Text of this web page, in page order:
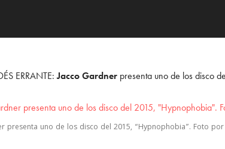
ERRANTE:Jacco Gardner presenta uno de los disco
presenta uno de los disco del 2015, “Hypnophobia”. Foto